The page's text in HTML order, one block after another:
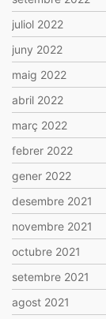
juliol 2022
juny 2022
maig 2022
abril 2022
març 2022
febrer 2022
gener 2022
desembre 2021
novembre 2021
octubre 2021
setembre 2021
agost 2021